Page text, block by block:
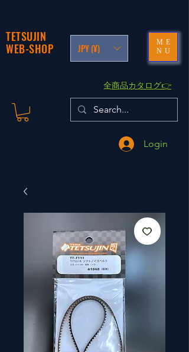
TETSUJIN
WEB-SHOP
JPY (¥)
ME
NU
​全商品カタログ👉
Login